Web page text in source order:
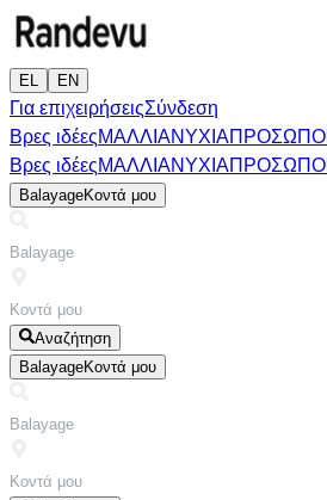
EL EN
Για επιχειρήσειςΣύνδεση
Βρες ιδέεςΜΑΛΛΙΑΝΥΧΙΑΠΡΟΣΩΠΟ
Βρες ιδέεςΜΑΛΛΙΑΝΥΧΙΑΠΡΟΣΩΠΟ
BalayageΚοντά μου
Αναζήτηση
BalayageΚοντά μου